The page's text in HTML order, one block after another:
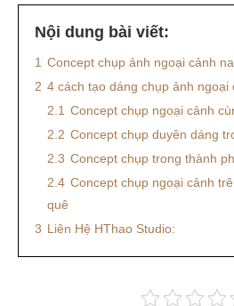
Nội dung bài viết:
1 Concept chụp ảnh ngoại cảnh
2 4 cách tạo dáng chụp ảnh ngoại
2.1 Concept chụp ngoại cảnh
2.2 Concept chụp duyên dáng
2.3 Concept chụp trong thành
2.4 Concept chụp ngoại cảnh
quê
3 Liên Hệ HThao Studio: